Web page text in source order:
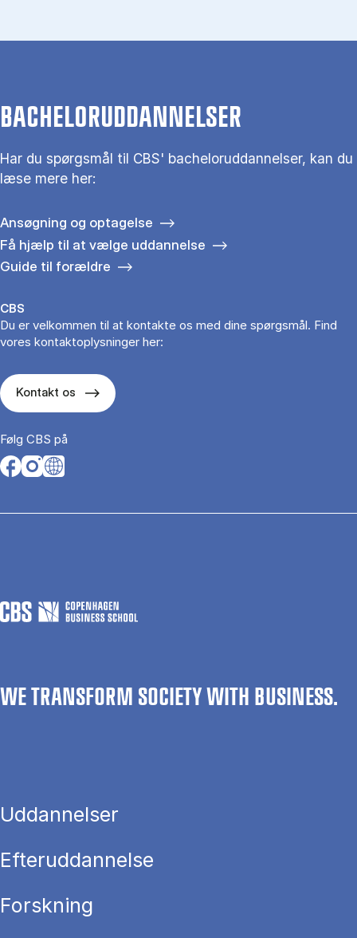
BACHELORUDDANNELSER
Har du spørgsmål til CBS' bacheloruddannelser, kan du
læse mere her:
Ansøgning og optagelse
Få hjælp til at vælge uddannelse
Guide til forældre
CBS
Du er velkommen til at kontakte os med dine spørgsmål. Find
vores kontaktoplysninger her:
Kontakt os
Følg CBS på
Opens in a new tab
Opens in a new tab
Opens in a new tab
WE TRANSFORM SOCIETY WITH BUSINESS.
Uddannelser
Efteruddannelse
Forskning